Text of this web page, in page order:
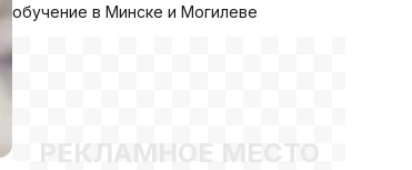
обучение в Минске и Могилеве
РЕКЛАМНОЕ МЕСТО